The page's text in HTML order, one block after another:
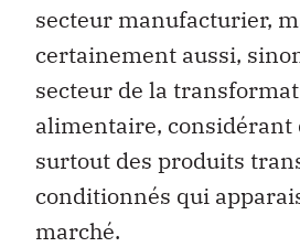
secteur manufacturier,
certainement aussi,
secteur de la
alimentaire, considérant
surtout des produits
conditionnés qui
marché.